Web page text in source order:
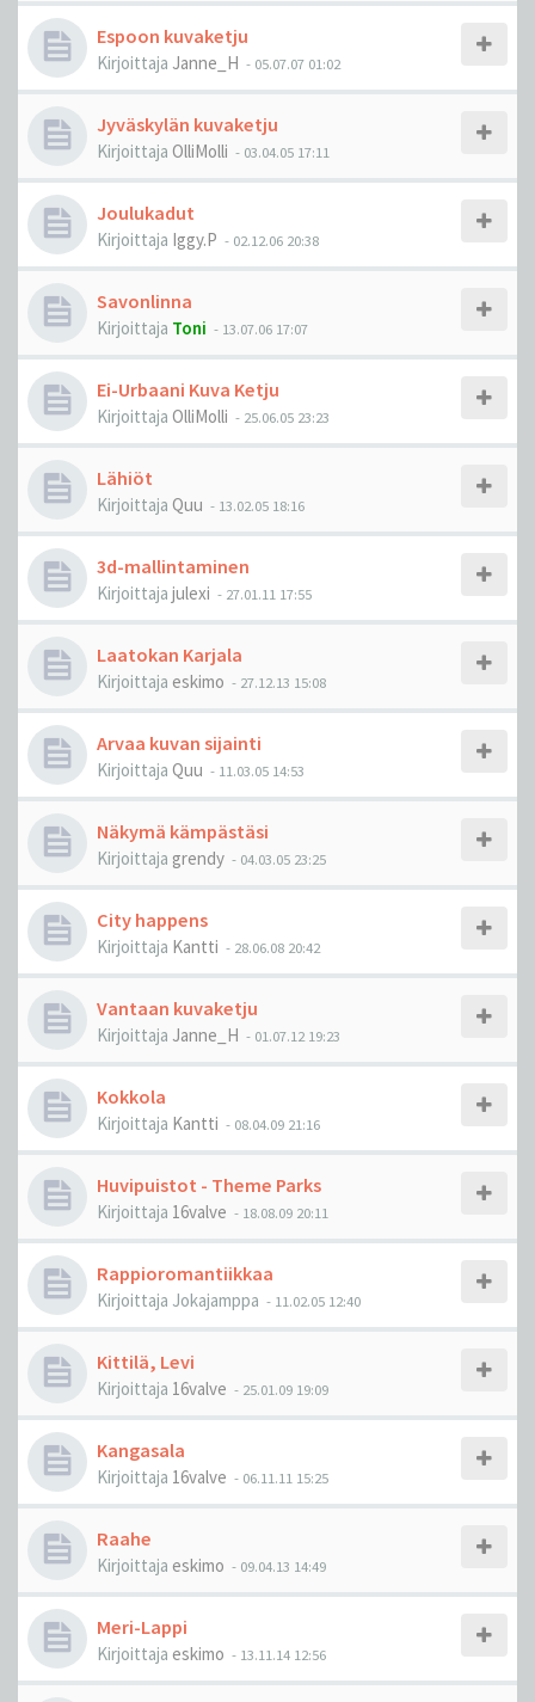
Espoon kuvaketju
Kirjoittaja Janne_H - 05.07.07 01:02
Jyväskylän kuvaketju
Kirjoittaja OlliMolli - 03.04.05 17:11
Joulukadut
Kirjoittaja Iggy.P - 02.12.06 20:38
Savonlinna
Kirjoittaja Toni - 13.07.06 17:07
Ei-Urbaani Kuva Ketju
Kirjoittaja OlliMolli - 25.06.05 23:23
Lähiöt
Kirjoittaja Quu - 13.02.05 18:16
3d-mallintaminen
Kirjoittaja julexi - 27.01.11 17:55
Laatokan Karjala
Kirjoittaja eskimo - 27.12.13 15:08
Arvaa kuvan sijainti
Kirjoittaja Quu - 11.03.05 14:53
Näkymä kämpästäsi
Kirjoittaja grendy - 04.03.05 23:25
City happens
Kirjoittaja Kantti - 28.06.08 20:42
Vantaan kuvaketju
Kirjoittaja Janne_H - 01.07.12 19:23
Kokkola
Kirjoittaja Kantti - 08.04.09 21:16
Huvipuistot - Theme Parks
Kirjoittaja 16valve - 18.08.09 20:11
Rappioromantiikkaa
Kirjoittaja Jokajamppa - 11.02.05 12:40
Kittilä, Levi
Kirjoittaja 16valve - 25.01.09 19:09
Kangasala
Kirjoittaja 16valve - 06.11.11 15:25
Raahe
Kirjoittaja eskimo - 09.04.13 14:49
Meri-Lappi
Kirjoittaja eskimo - 13.11.14 12:56